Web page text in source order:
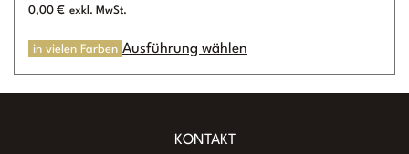
0,00 €
in vielen Farben Ausführung wählenProdukt
weist
mehrere
KONTAKT